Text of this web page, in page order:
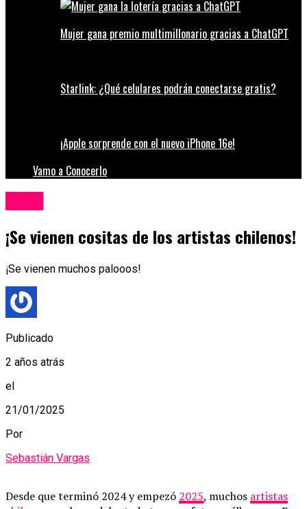
Mujer gana premio multimillonario gracias a ChatGPT
Starlink: ¿Qué celulares podrán conectarse gratis?
¡Apple sorprende con el nuevo iPhone 16e!
Vamo a Conocerlo
¡Se vienen cositas de los artistas chilenos!
¡Se vienen muchos palooos!
Publicado
2 años atrás
el
21/01/2025
Por
Sebastián Vargas
Desde que terminó 2024 y empezó 2025, muchos artistas